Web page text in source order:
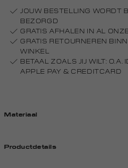
JOUW BESTELLING WORDT
BEZORGD
GRATIS AFHALEN IN AL
GRATIS RETOURNEREN
WINKEL
BETAAL ZOALS JIJ WILT: O.A.
APPLE PAY & CREDITCARD
Materiaal
Productdetails